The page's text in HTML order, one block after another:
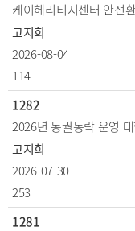
케이헤리티지센터 안전
고지희
2026-08-04
114
1282
2026년 동궐동락 운영
고지희
2026-07-30
253
1281